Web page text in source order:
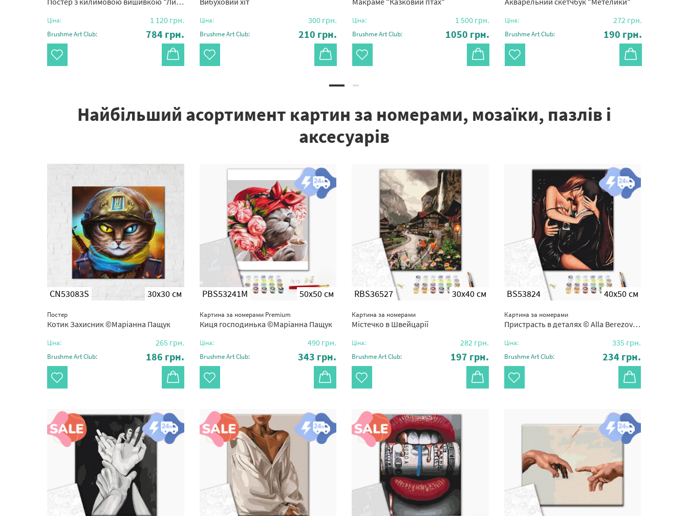
Ціна: 1 120 грн.
Brushme Art Club: 784 грн.
Ціна: 300 грн.
Brushme Art Club: 210 грн.
Ціна: 1 500 грн.
Brushme Art Club: 1050 грн.
Ціна: 272 грн.
Brushme Art Club: 190 грн.
Найбільший асортимент картин за номерами, мозаїки, пазлів і
аксесуарів
CN53083S 30x30 см
Постер
Котик Захисник ©Маріанна Пащук
Ціна: 265 грн.
Brushme Art Club: 186 грн.
PBS53241M 50x50 см
Картина за номерами Premium
Киця господинька ©Маріанна Пащук
Ціна: 490 грн.
Brushme Art Club: 343 грн.
RBS36527 30x40 см
Картина за номерами
Містечко в Швейцарії
Ціна: 282грн.
Brushme Art Club: 197 грн.
BS53824 40x50 см
Картина за номерами
Пристрасть в деталях © Alla Berezovska
Ціна: 335 грн.
Brushme Art Club: 234 грн.